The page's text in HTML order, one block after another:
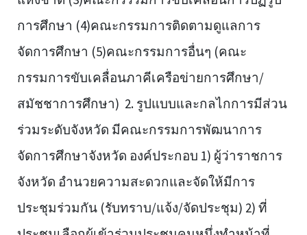
การศึกษา (4)คณะกรรมการติดตามดูแลการ
จัดการศึกษา (5)คณะกรรมการอื่นๆ (คณะ
กรรมการขับเคลื่อนภาคีเครือข่ายการศึกษา/
สมัชชาการศึกษา) 2. รูปแบบและกลไกการมีส่วน
ร่วมระดับจังหวัด มีคณะกรรมการพัฒนาการ
จัดการศึกษาจังหวัด องค์ประกอบ 1) ผู้ว่าราชการ
จังหวัด อำนวยความสะดวกและจัดให้มีการ
ประชุมร่วมกัน (รับทราบ/แจ้ง/จัดประชุม) 2) ที่